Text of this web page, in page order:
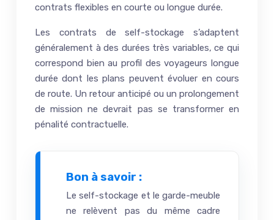
contrats flexibles en courte ou longue durée.
Les contrats de self-stockage s’adaptent
généralement à des durées très variables, ce qui
correspond bien au profil des voyageurs longue
durée dont les plans peuvent évoluer en cours
de route. Un retour anticipé ou un prolongement
de mission ne devrait pas se transformer en
pénalité contractuelle.
Bon à savoir :
Le self-stockage et le garde-meuble
ne relèvent pas du même cadre